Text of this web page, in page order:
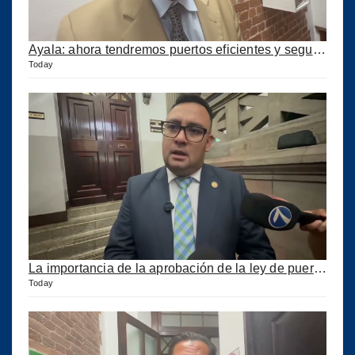
Today
La importancia de la aprobación de la ley de puertos
Today